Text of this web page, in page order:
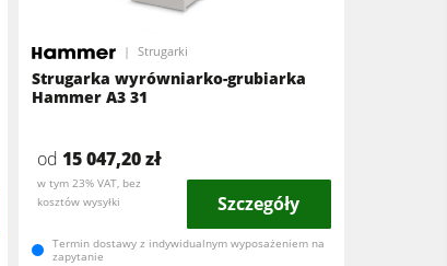
Strugarki
Strugarka wyrówniarko-grubiarka
Hammer A3 31
od 15 047,20 zł
w tym 23% VAT, bez
kosztów wysyłki
Szczegóły
Termin dostawy z indywidualnym wyposażeniem na
zapytanie